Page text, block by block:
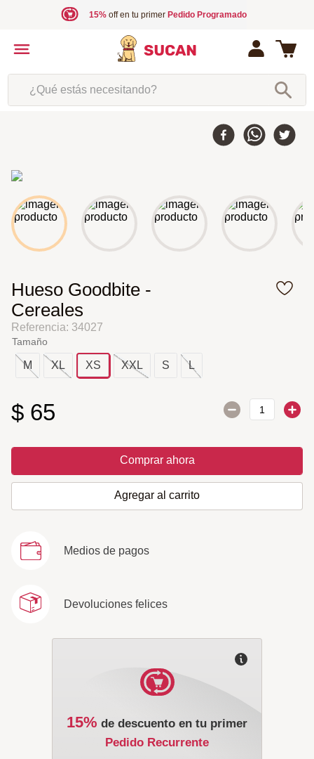
15%off en tu primer Pedido Programado
¿Qué estás necesitando?
Hueso Goodbite -
Cereales
Referencia: 34027
Tamaño
M XL XS XXL S L
$ 65
Comprar ahora
Agregar al carrito
Medios de pagos
Devoluciones felices
15% de descuento en tu primer
Pedido Recurrente